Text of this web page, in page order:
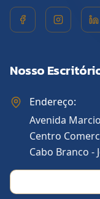
Nosso
Endereço:
Avenida
Centro
Cabo Branco -